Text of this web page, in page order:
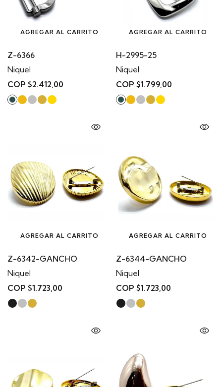
AGREGAR AL CARRITO
Z-6366
Niquel
COP $2.412,00
AGREGAR AL CARRITO
H-2995-25
Niquel
COP $1.799,00
AGREGAR AL CARRITO
Z-6342-GANCHO
Niquel
COP $1.723,00
AGREGAR AL CARRITO
Z-6344-GANCHO
Niquel
COP $1.723,00